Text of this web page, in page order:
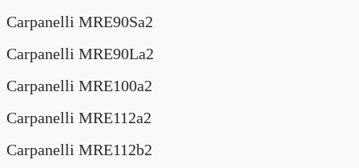
Carpanelli MRE90Sa2
Carpanelli MRE90La2
Carpanelli MRE100a2
Carpanelli MRE112a2
Carpanelli MRE112b2